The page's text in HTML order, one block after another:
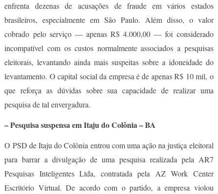
enfrenta dezenas de acusações de fraude em vários estados
brasileiros, especialmente em São Paulo. Além disso, o valor
cobrado pelo serviço — apenas R$ 4.000,00 — foi considerado
incompatível com os custos normalmente associados a pesquisas
eleitorais, levantando ainda mais suspeitas sobre a idoneidade do
levantamento. O capital social da empresa é de apenas R$ 10 mil, o
que reforça as dúvidas sobre sua capacidade de realizar uma
pesquisa de tal envergadura.
– Pesquisa suspensa em Itaju do Colônia – BA
O PSD de Itaju do Colônia entrou com uma ação na justiça eleitoral
para barrar a divulgação de uma pesquisa realizada pela AR7
Pesquisas Inteligentes Ltda, contratada pela AZ Work Center
Escritório Virtual. De acordo com o partido, a empresa violou